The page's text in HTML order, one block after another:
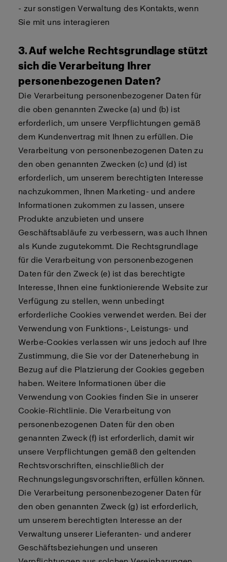
- zur sonstigen Verwaltung des Kontakts, wenn
Sie mit uns interagieren
3. Auf welche Rechtsgrundlage stützt
sich die Verarbeitung Ihrer
personenbezogenen Daten?
Die Verarbeitung personenbezogener Daten für
die oben genannten Zwecke (a) und (b) ist
erforderlich, um unsere Verpflichtungen gemäß
dem Kundenvertrag mit Ihnen zu erfüllen. Die
Verarbeitung von personenbezogenen Daten zu
den oben genannten Zwecken (c) und (d) ist
erforderlich, um unserem berechtigten Interesse
nachzukommen, Ihnen Marketing- und andere
Informationen zukommen zu lassen, unsere
Produkte anzubieten und unsere
Geschäftsabläufe zu verbessern, was auch Ihnen
als Kunde zugutekommt. Die Rechtsgrundlage
für die Verarbeitung von personenbezogenen
Daten für den Zweck (e) ist das berechtigte
Interesse, Ihnen eine funktionierende Website zur
Verfügung zu stellen, wenn unbedingt
erforderliche Cookies verwendet werden. Bei der
Verwendung von Funktions-, Leistungs- und
Werbe-Cookies verlassen wir uns jedoch auf Ihre
Zustimmung, die Sie vor der Datenerhebung in
Bezug auf die Platzierung der Cookies gegeben
haben. Weitere Informationen über die
Verwendung von Cookies finden Sie in unserer
Cookie-Richtlinie. Die Verarbeitung von
personenbezogenen Daten für den oben
genannten Zweck (f) ist erforderlich, damit wir
unsere Verpflichtungen gemäß den geltenden
Rechtsvorschriften, einschließlich der
Rechnungslegungsvorschriften, erfüllen können.
Die Verarbeitung personenbezogener Daten für
den oben genannten Zweck (g) ist erforderlich,
um unserem berechtigten Interesse an der
Verwaltung unserer Lieferanten- und anderer
Geschäftsbeziehungen und unseren